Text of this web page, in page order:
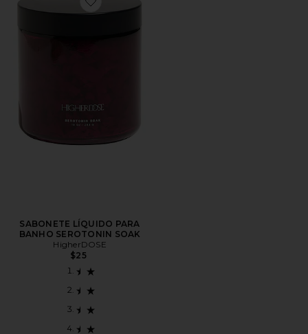
Favorite SABONETE LÍQUIDO PARA BANHO
SABONETE LÍQUIDO PARA
BANHO SEROTONIN SOAK
HigherDOSE
$25